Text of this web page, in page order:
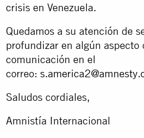
crisis en Venezuela.
Quedamos a su atención de
profundizar en algún aspecto
comunicación en el
correo:
Saludos cordiales,
Amnistía Internacional